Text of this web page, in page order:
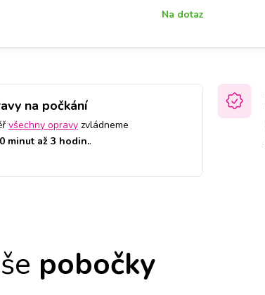
Na dotaz
na počkání
všechny opravy zvládneme
minut až 3 hodin..
pobočky